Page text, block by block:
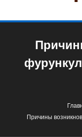
Причины